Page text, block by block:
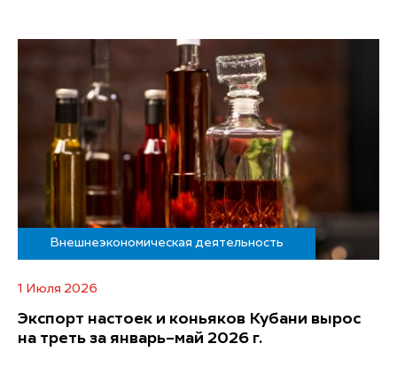
Внешнеэкономическая деятельность
1 Июля 2026
Экспорт настоек и коньяков Кубани вырос
на треть за январь–май 2026 г.